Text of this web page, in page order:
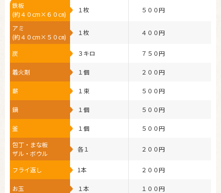
鉄板
(約４０cm×６０㎝)
１枚 ５００円
アミ
(約４０cm×５０㎝)
１枚 ４００円
炭 ３キロ ７５０円
着火剤 １個 ２００円
薪 １束 ５００円
鍋 １個 ５００円
釜 １個
５００円
包丁・まな板
ザル・ボウル
各１ ２００円
フライ返し 1本 ２００円
お玉 １本 １００円